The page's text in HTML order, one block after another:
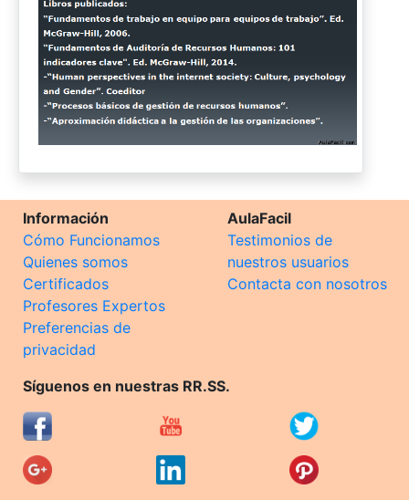
Información
Cómo Funcionamos
Quienes somos
Certificados
Profesores Expertos
Preferencias de
privacidad
AulaFacil
Testimonios de
nuestros usuarios
Contacta con nosotros
Síguenos en nuestras RR.SS.